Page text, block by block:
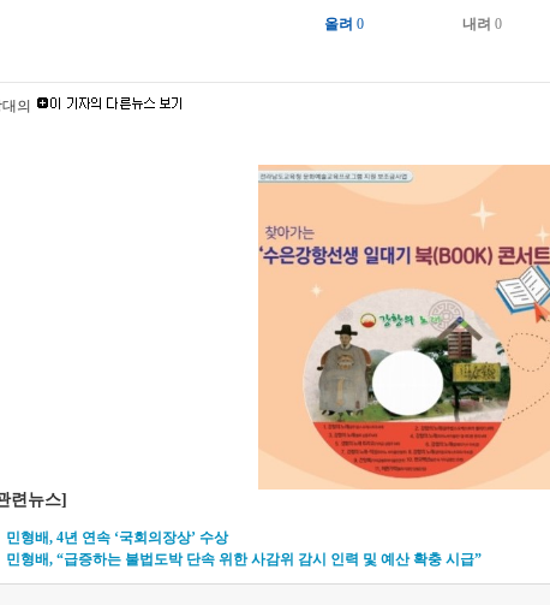
올려 0 내려 0
의
련뉴스]
민형배, 4년 연속 ‘국회의장상’ 수상
민형배, “급증하는 불법도박 단속 위한 사감위 감시 인력 및 예산 확충 시급”